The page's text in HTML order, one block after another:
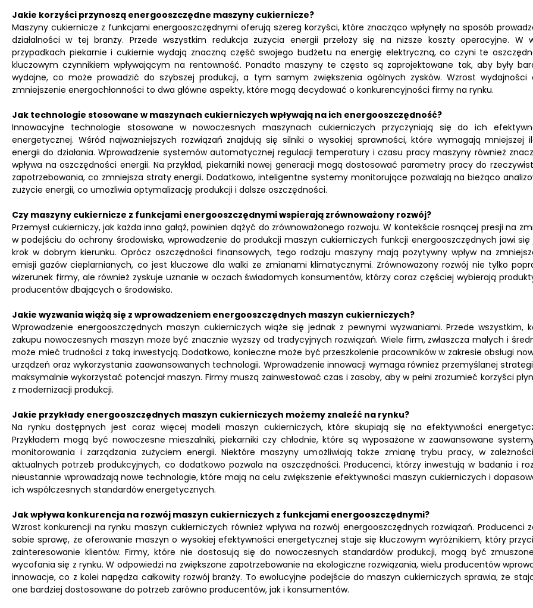
Jakie korzyści przynoszą energooszczędne maszyny cukiernicze?
Maszyny cukiernicze z funkcjami energooszczędnymi oferują szereg korzyści, które znacząco wpłynęły na sposób
działalności w tej branży. Przede wszystkim redukcja zużycia energii przełoży się na niższe koszty operacyjne. W
przypadkach piekarnie i cukiernie wydają znaczną część swojego budżetu na energię elektryczną, co czyni te
kluczowym czynnikiem wpływającym na rentowność. Ponadto maszyny te często są zaprojektowane tak, aby były
wydajne, co może prowadzić do szybszej produkcji, a tym samym zwiększenia ogólnych zysków. Wzrost wydajności
zmniejszenie energochłonności to dwa główne aspekty, które mogą decydować o konkurencyjności firmy na rynku.
Jak technologie stosowane w maszynach cukierniczych wpływają na ich energooszczędność?
Innowacyjne technologie stosowane w nowoczesnych maszynach cukierniczych przyczyniają się do ich
energetycznej. Wśród najważniejszych rozwiązań znajdują się silniki o wysokiej sprawności, które wymagają mniejszej
energii do działania. Wprowadzenie systemów automatycznej regulacji temperatury i czasu pracy maszyny również
wpływa na oszczędności energii. Na przykład, piekarniki nowej generacji mogą dostosować parametry pracy do
zapotrzebowania, co zmniejsza straty energii. Dodatkowo, inteligentne systemy monitorujące pozwalają na bieżąco
zużycie energii, co umożliwia optymalizację produkcji i dalsze oszczędności.
Czy maszyny cukiernicze z funkcjami energooszczędnymi wspierają zrównoważony rozwój?
Przemysł cukierniczy, jak każda inna gałąź, powinien dążyć do zrównoważonego rozwoju. W kontekście rosnącej presji na
w podejściu do ochrony środowiska, wprowadzenie do produkcji maszyn cukierniczych funkcji energooszczędnych jawi się
krok w dobrym kierunku. Oprócz oszczędności finansowych, tego rodzaju maszyny mają pozytywny wpływ na
emisji gazów cieplarnianych, co jest kluczowe dla walki ze zmianami klimatycznymi. Zrównoważony rozwój nie tylko
wizerunek firmy, ale również zyskuje uznanie w oczach świadomych konsumentów, którzy coraz częściej wybierają
producentów dbających o środowisko.
Jakie wyzwania wiążą się z wprowadzeniem energooszczędnych maszyn cukierniczych?
Wprowadzenie energooszczędnych maszyn cukierniczych wiąże się jednak z pewnymi wyzwaniami. Przede wszystkim,
zakupu nowoczesnych maszyn może być znacznie wyższy od tradycyjnych rozwiązań. Wiele firm, zwłaszcza małych i
może mieć trudności z taką inwestycją. Dodatkowo, konieczne może być przeszkolenie pracowników w zakresie obsługi
urządzeń oraz wykorzystania zaawansowanych technologii. Wprowadzenie innowacji wymaga również przemyślanej
maksymalnie wykorzystać potencjał maszyn. Firmy muszą zainwestować czas i zasoby, aby w pełni zrozumieć korzyści
z modernizacji produkcji.
Jakie przykłady energooszczędnych maszyn cukierniczych możemy znaleźć na rynku?
Na rynku dostępnych jest coraz więcej modeli maszyn cukierniczych, które skupiają się na efektywności
Przykładem mogą być nowoczesne mieszalniki, piekarniki czy chłodnie, które są wyposażone w zaawansowane
monitorowania i zarządzania zużyciem energii. Niektóre maszyny umożliwiają także zmianę trybu pracy, w
aktualnych potrzeb produkcyjnych, co dodatkowo pozwala na oszczędności. Producenci, którzy inwestują w badania i
nieustannie wprowadzają nowe technologie, które mają na celu zwiększenie efektywności maszyn cukierniczych i
ich współczesnych standardów energetycznych.
Jak wpływa konkurencja na rozwój maszyn cukierniczych z funkcjami energooszczędnymi?
Wzrost konkurencji na rynku maszyn cukierniczych również wpływa na rozwój energooszczędnych rozwiązań. Producenci
sobie sprawę, że oferowanie maszyn o wysokiej efektywności energetycznej staje się kluczowym wyróżnikiem, który
zainteresowanie klientów. Firmy, które nie dostosują się do nowoczesnych standardów produkcji, mogą być
wycofania się z rynku. W odpowiedzi na zwiększone zapotrzebowanie na ekologiczne rozwiązania, wielu producentów
innowacje, co z kolei napędza całkowity rozwój branży. To ewolucyjne podejście do maszyn cukierniczych sprawia, że
one bardziej dostosowane do potrzeb zarówno producentów, jak i konsumentów.